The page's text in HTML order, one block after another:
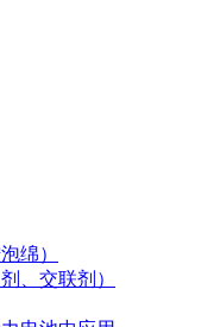
绵）
、交联剂）